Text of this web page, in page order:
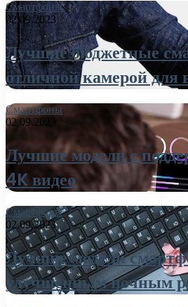
Смартфоны
02.09.2023
Лучшие бюджетные
отличной камерой для
Смартфоны
02.09.2023
Лучшие модели с
4K видео
Смартфоны
02.09.2023
Лучшие модели
улучшенным ночным